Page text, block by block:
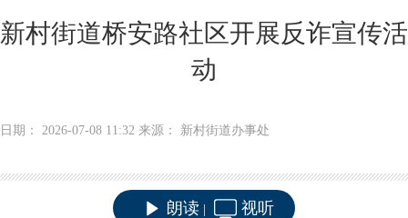
新村街道桥安路社区开展反诈宣传活
动
日期： 2026-07-08 11:32 来源： 新村街道办事处
朗读 视听